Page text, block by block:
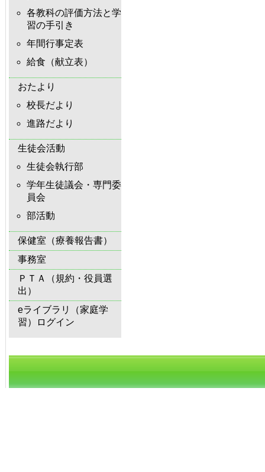
各教科の評価方法と学
習の手引き
年間行事定表
給食（献立表）
おたより
校長だより
進路だより
生徒会活動
生徒会執行部
学年生徒議会・専門委
員会
部活動
保健室（療養報告書）
事務室
ＰＴＡ（規約・役員選
出）
eライブラリ（家庭学
習）ログイン